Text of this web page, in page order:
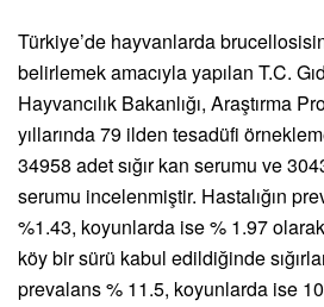
Türkiye’de hayvanlarda
belirlemek amacıyla yapılan T.C.
Hayvancılık Bakanlığı, Araştırma
yıllarında 79 ilden tesadüfi
34958 adet sığır kan serumu ve
serumu incelenmiştir. Hastalığın
%1.43, koyunlarda ise % 1.97
köy bir sürü kabul edildiğinde
prevalans % 11.5, koyunlarda ise